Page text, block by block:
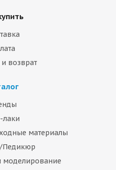
и возврат
лаки
материалы